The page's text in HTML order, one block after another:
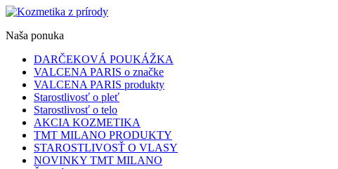
Naša ponuka
DARČEKOVÁ POUKÁŽKA
VALCENA PARIS o značke
VALCENA PARIS produkty
Starostlivosť o pleť
Starostlivosť o telo
AKCIA KOZMETIKA
TMT MILANO PRODUKTY
STAROSTLIVOSŤ O VLASY
NOVINKY TMT MILANO